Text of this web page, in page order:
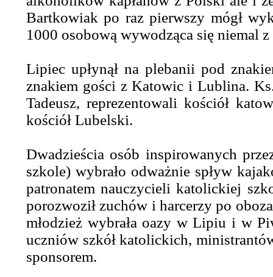
Bartkowiak po raz pierwszy mógł
1000 osobową wywodząca się niemal
Lipiec upłynął na plebanii pod
znakiem gości z Katowic i Lublina.
Tadeusz, reprezentowali kościół
kościół Lubelski.
Dwadzieścia osób inspirowanych
szkole) wybrało odważnie spływ
patronatem nauczycieli katolickiej
porozwoził zuchów i harcerzy po
młodzież wybrała oazy w Lipiu i w
uczniów szkół katolickich,
sponsorem.